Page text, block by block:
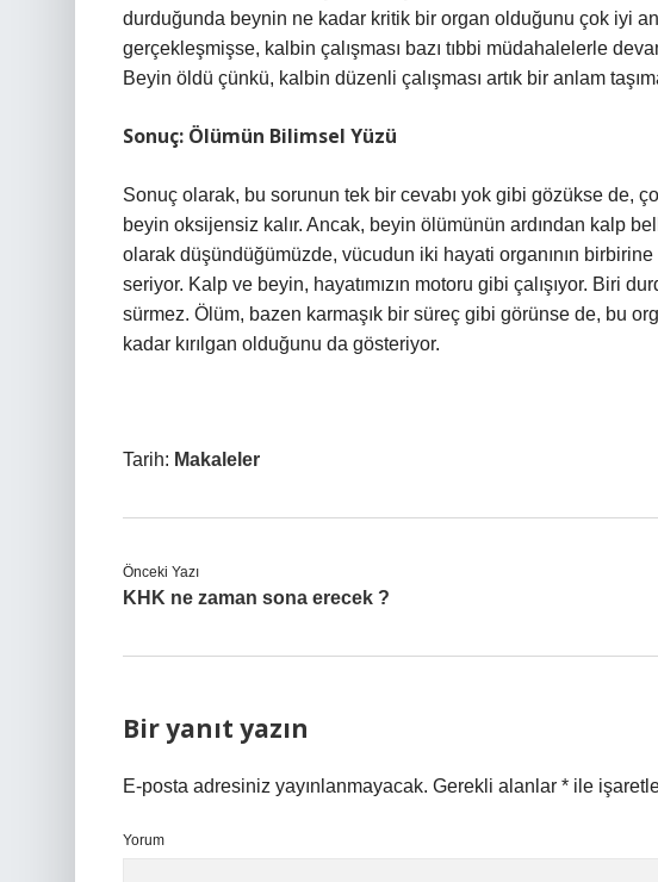
durduğunda beynin ne kadar kritik bir organ olduğunu çok iyi
gerçekleşmişse, kalbin çalışması bazı tıbbi müdahalelerle
Beyin öldü çünkü, kalbin düzenli çalışması artık bir anlam
Sonuç: Ölümün Bilimsel Yüzü
Sonuç olarak, bu sorunun tek bir cevabı yok gibi gözükse de,
beyin oksijensiz kalır. Ancak, beyin ölümünün ardından kalp
olarak düşündüğümüzde, vücudun iki hayati organının
seriyor. Kalp ve beyin, hayatımızın motoru gibi çalışıyor. Biri
sürmez. Ölüm, bazen karmaşık bir süreç gibi görünse de, bu
kadar kırılgan olduğunu da gösteriyor.
Tarih: Makaleler
Önceki Yazı
KHK ne zaman sona erecek ?
Bir yanıt yazın
E-posta adresiniz yayınlanmayacak. Gerekli alanlar * ile
Yorum